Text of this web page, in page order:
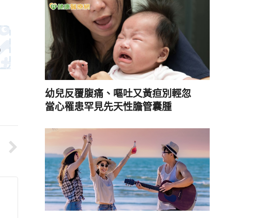
幼兒反覆腹痛、嘔吐又黃疸別輕忽
當心罹患罕見先天性膽管囊腫